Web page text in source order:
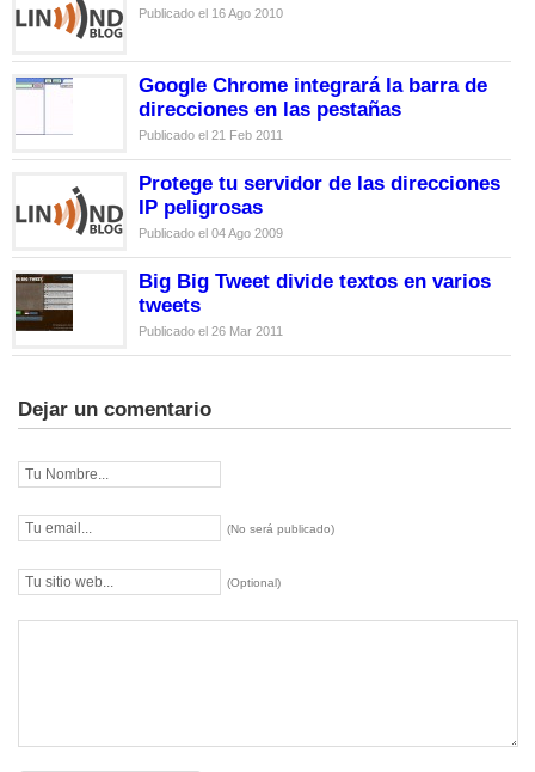
Publicado el 16 Ago 2010
Google Chrome integrará la barra de
direcciones en las pestañas
Publicado el 21 Feb 2011
Protege tu servidor de las direcciones
IP peligrosas
Publicado el 04 Ago 2009
Big Big Tweet divide textos en varios
tweets
Publicado el 26 Mar 2011
Dejar un comentario
(No será publicado)
(Optional)